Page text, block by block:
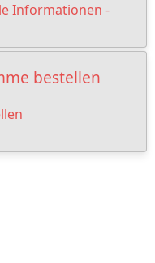
Informationen -
bestellen